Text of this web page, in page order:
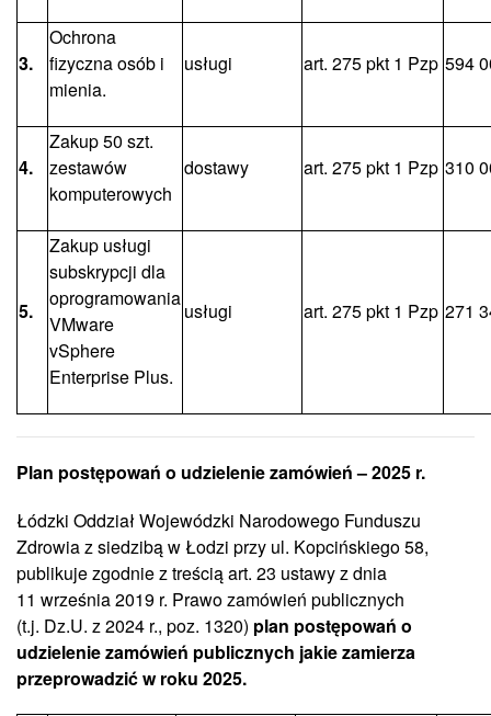
3.
Ochrona
fizyczna osób i
mienia.
usługi art. 275 pkt 1 Pzp 594
4.
Zakup 50 szt.
zestawów
komputerowych
dostawy art. 275 pkt 1 Pzp 310
5.
Zakup usługi
subskrypcji dla
oprogramowania
VMware
vSphere
Enterprise Plus.
usługi art. 275 pkt 1 Pzp 271
Plan postępowań o udzielenie zamówień – 2025 r.
Łódzki Oddział Wojewódzki Narodowego Funduszu
Zdrowia z siedzibą w Łodzi przy ul. Kopcińskiego 58,
publikuje zgodnie z treścią art. 23 ustawy z dnia
11 września 2019 r. Prawo zamówień publicznych
(t.j. Dz.U. z 2024 r., poz. 1320) plan postępowań o
udzielenie zamówień publicznych jakie zamierza
przeprowadzić w roku 2025.